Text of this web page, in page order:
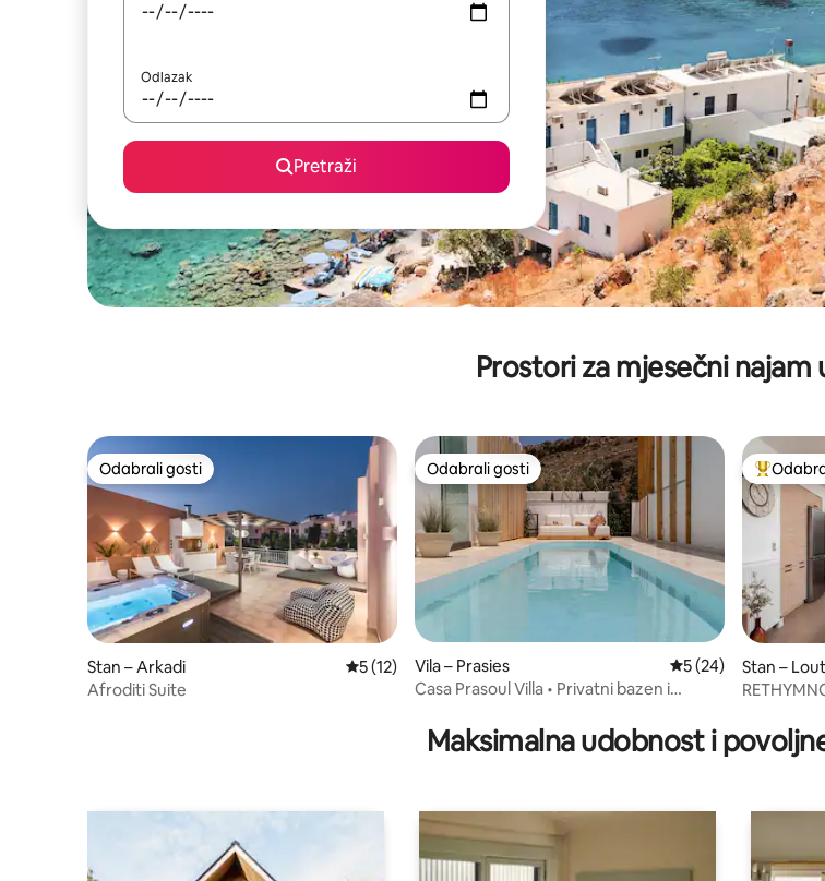
Odlazak
Pretraži
Prostori za mjesečni najam
Odabrali gosti
Odabrali gosti
Stan – Arkadi Prosječna ocjena: 5/5, recenzija: 12
5 (12)
Afroditi Suite
Odabrali gosti
Odabrali gosti
Vila – Prasies Prosječna ocjena: 5/
5 (24)
Casa Prasoul Villa • Privatni bazen i
Među
Stan –
Maksimalna udobnost i